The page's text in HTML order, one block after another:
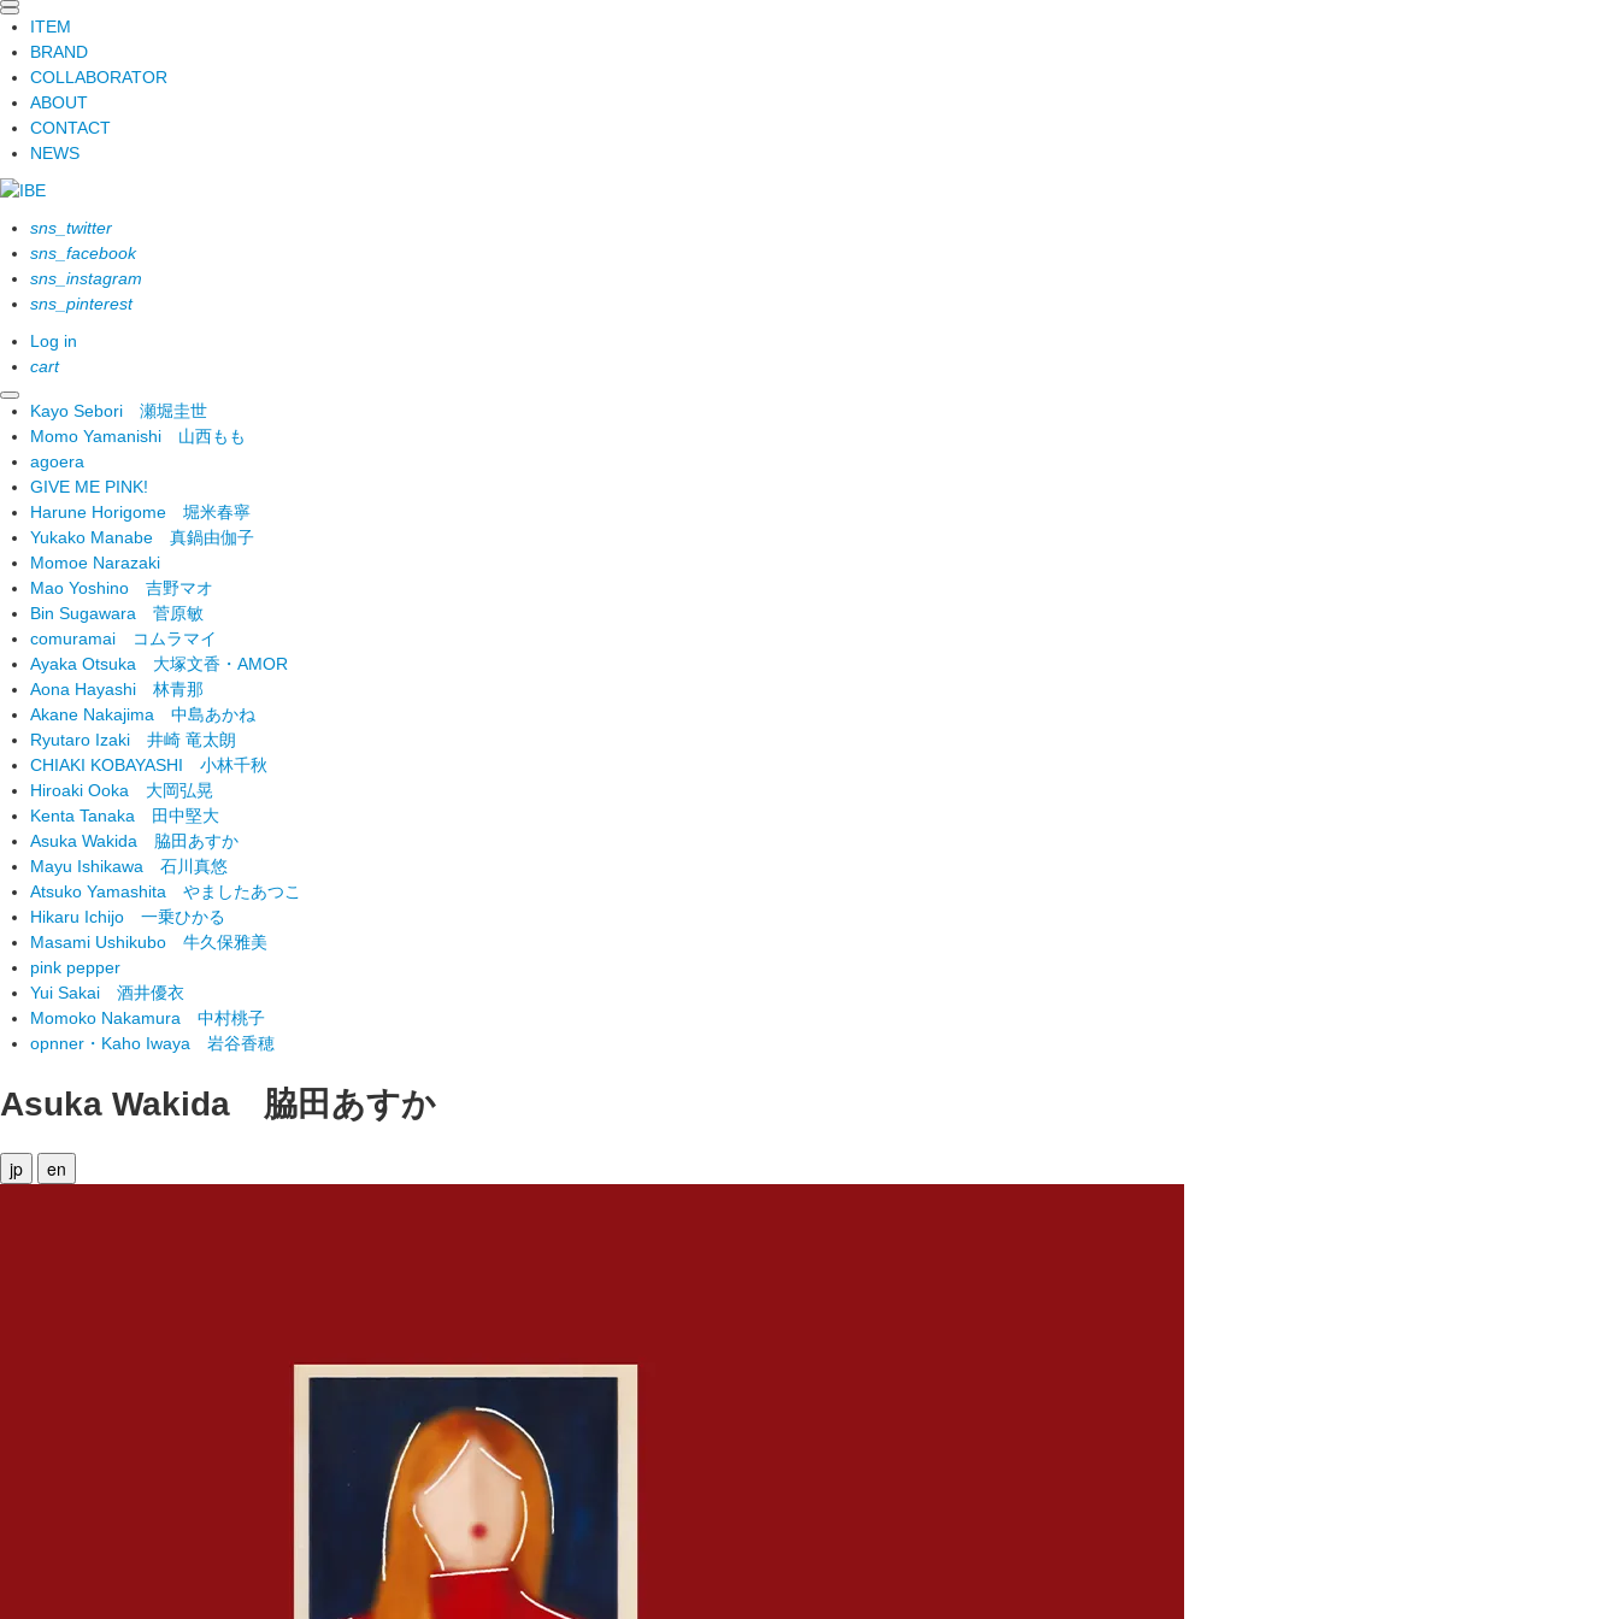
ITEM
BRAND
COLLABORATOR
ABOUT
CONTACT
NEWS
sns_twitter
sns_facebook
sns_instagram
sns_pinterest
Log in
cart
Kayo Sebori 瀬堀圭世
Momo Yamanishi 山西もも
agoera
GIVE ME PINK!
Harune Horigome 堀米春寧
Yukako Manabe 真鍋由伽子
Momoe Narazaki
Mao Yoshino 吉野マオ
Bin Sugawara 菅原敏
comuramai コムラマイ
Ayaka Otsuka 大塚文香・AMOR
Aona Hayashi 林青那
Akane Nakajima 中島あかね
Ryutaro Izaki 井崎 竜太朗
CHIAKI KOBAYASHI 小林千秋
Hiroaki Ooka 大岡弘晃
Kenta Tanaka 田中堅大
Asuka Wakida 脇田あすか
Mayu Ishikawa 石川真悠
Atsuko Yamashita やましたあつこ
Hikaru Ichijo 一乗ひかる
Masami Ushikubo 牛久保雅美
pink pepper
Yui Sakai 酒井優衣
Momoko Nakamura 中村桃子
opnner・Kaho Iwaya 岩谷香穂
Asuka Wakida 脇田あすか
jp en